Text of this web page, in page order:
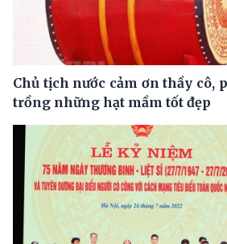
Chủ tịch nước cảm ơn thầy cô,
trồng những hạt mầm tốt đẹp